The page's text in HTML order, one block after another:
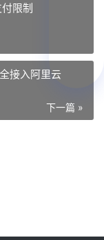
限制
接入阿里云
下一篇 »